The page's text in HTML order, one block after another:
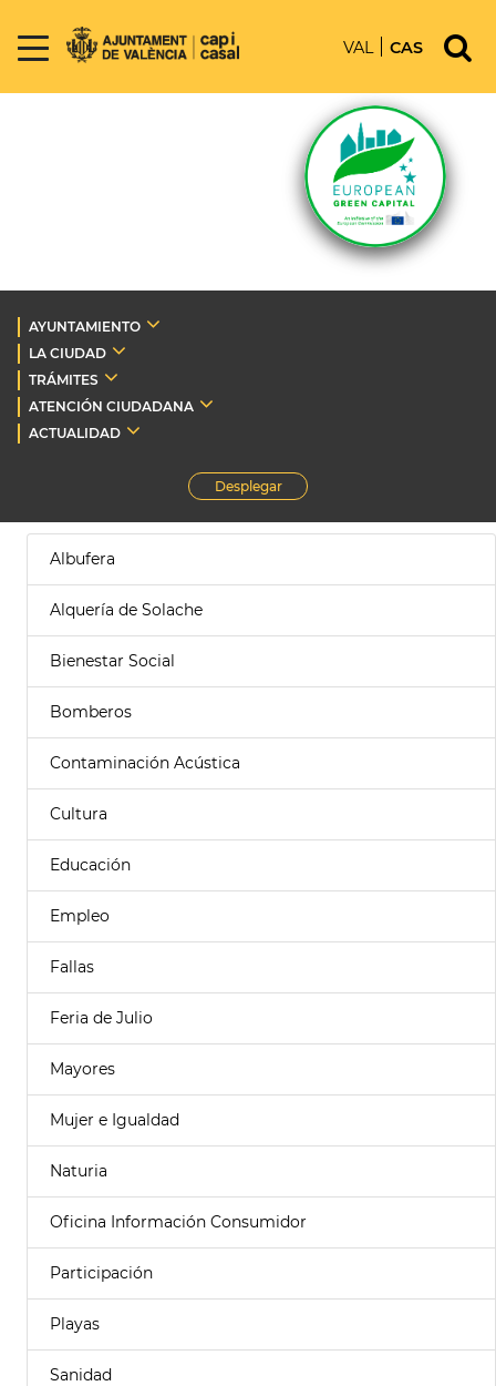
VAL CAS
AYUNTAMIENTO
LA CIUDAD
TRÁMITES
ATENCIÓN CIUDADANA
ACTUALIDAD
Desplegar
Albufera
Alquería de Solache
Bienestar Social
Bomberos
Contaminación Acústica
Cultura
Educación
Empleo
Fallas
Feria de Julio
Mayores
Mujer e Igualdad
Naturia
Oficina Información Consumidor
Participación
Playas
Sanidad